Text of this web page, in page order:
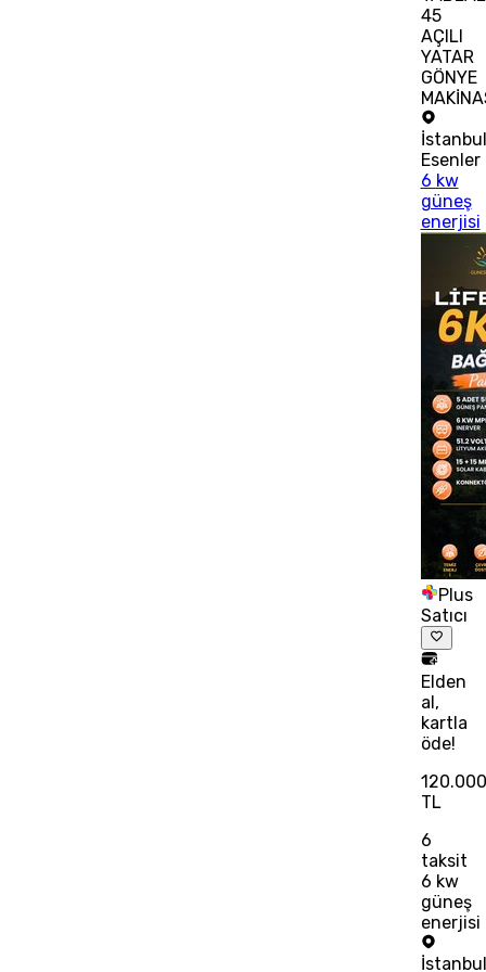
45
AÇILI
YATAR
GÖNYE
İstanbul
Esenler
6 kw
güneş
enerjisi
Plus
Satıcı
Elden
al,
kartla
öde!
120.000
TL
6
taksit
6 kw
güneş
enerjisi
İstanbul